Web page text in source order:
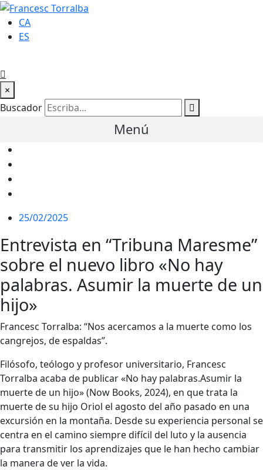
CA
ES
×
Buscador
Menú
25/02/2025
Entrevista en “Tribuna Maresme”
sobre el nuevo libro «No hay
palabras. Asumir la muerte de un
hijo»
Francesc Torralba: “Nos acercamos a la muerte como los
cangrejos, de espaldas”.
Filósofo, teólogo y profesor universitario, Francesc
Torralba acaba de publicar «No hay palabras.Asumir la
muerte de un hijo» (Now Books, 2024), en que trata la
muerte de su hijo Oriol el agosto del año pasado en una
excursión en la montaña. Desde su experiencia personal se
centra en el camino siempre difícil del luto y la ausencia
para transmitir los aprendizajes que le han hecho cambiar
la manera de ver la vida.